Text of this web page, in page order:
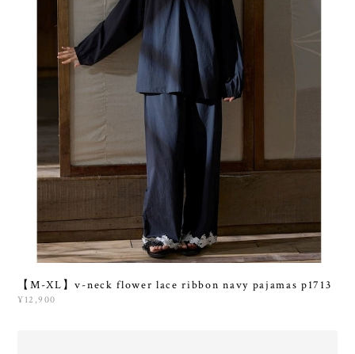
【M-XL】v-neck flower lace ribbon navy pajamas p1713
¥12,900